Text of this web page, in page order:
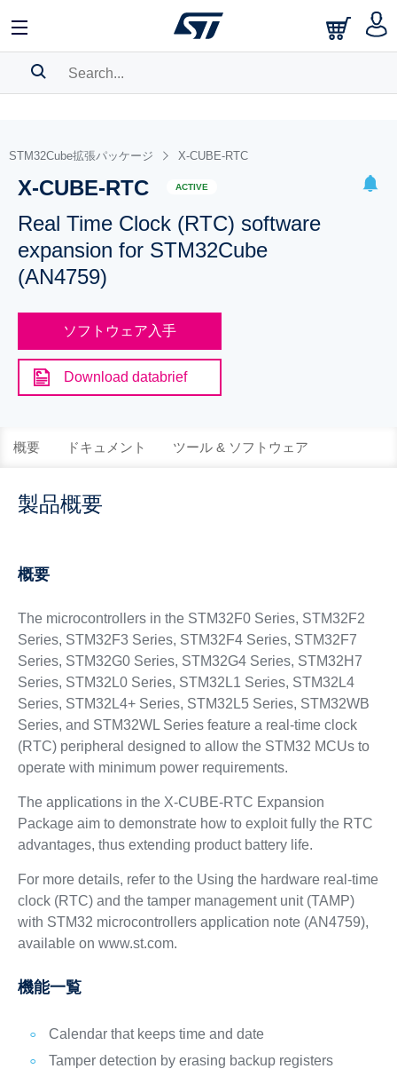
BOOKMARK
Pleaselog in to show your saved searches.
STM32Cube拡張パッケージ X-CUBE-RTC
X-CUBE-RTC ACTIVE
Real Time Clock (RTC) software
expansion for STM32Cube
(AN4759)
ソフトウェア入手
Download databrief
概要 ドキュメント ツール & ソフトウェア
製品概要
概要
The microcontrollers in the STM32F0 Series, STM32F2
Series, STM32F3 Series, STM32F4 Series, STM32F7
Series, STM32G0 Series, STM32G4 Series, STM32H7
Series, STM32L0 Series, STM32L1 Series, STM32L4
Series, STM32L4+ Series, STM32L5 Series, STM32WB
Series, and STM32WL Series feature a real-time clock
(RTC) peripheral designed to allow the STM32 MCUs to
operate with minimum power requirements.
The applications in the X-CUBE-RTC Expansion
Package aim to demonstrate how to exploit fully the RTC
advantages, thus extending product battery life.
For more details, refer to the Using the hardware real-time
clock (RTC) and the tamper management unit (TAMP)
with STM32 microcontrollers application note (AN4759),
available on www.st.com.
機能一覧
Calendar that keeps time and date
Tamper detection by erasing backup registers